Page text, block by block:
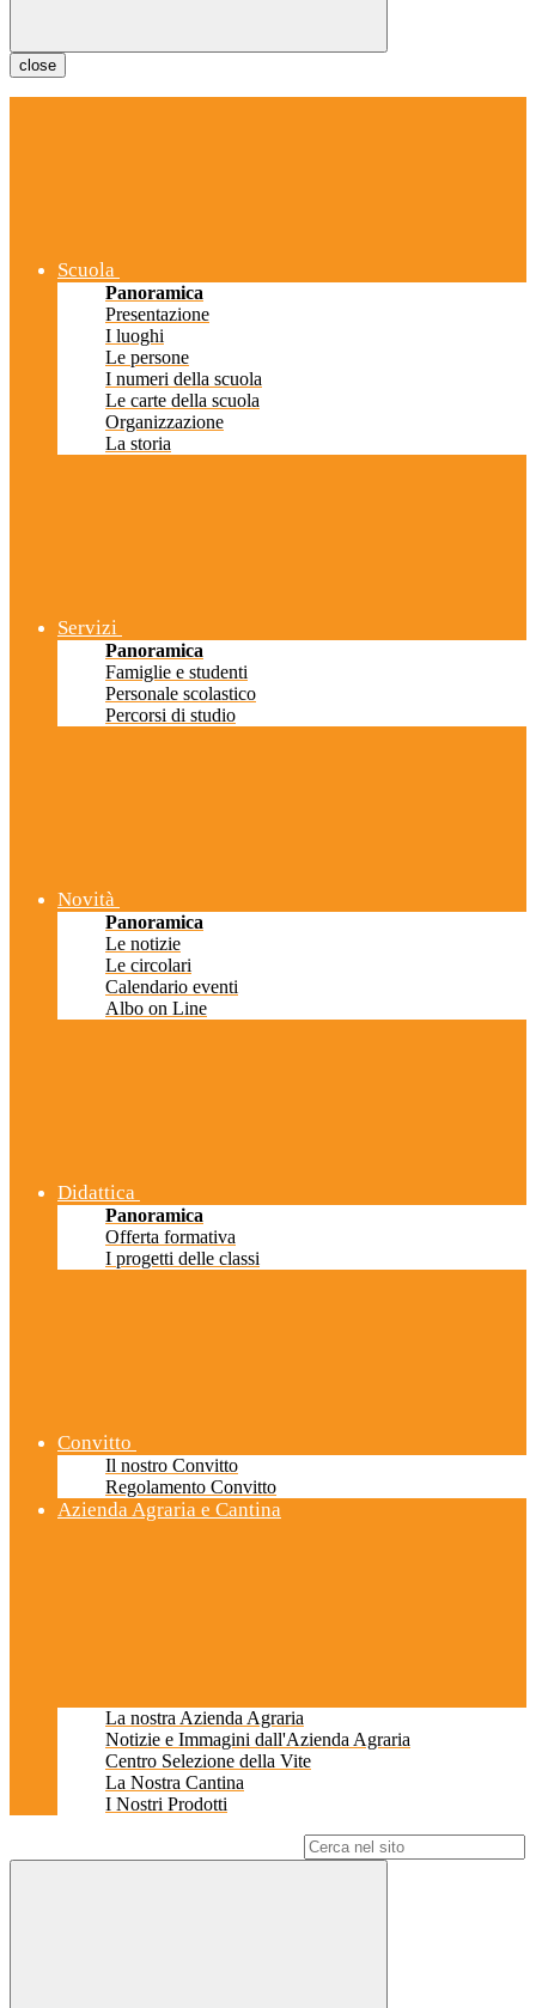
close
Scuola
Panoramica
Presentazione
I luoghi
Le persone
I numeri della scuola
Le carte della scuola
Organizzazione
La storia
Servizi
Panoramica
Famiglie e studenti
Personale scolastico
Percorsi di studio
Novità
Panoramica
Le notizie
Le circolari
Calendario eventi
Albo on Line
Didattica
Panoramica
Offerta formativa
I progetti delle classi
Convitto
Il nostro Convitto
Regolamento Convitto
Azienda Agraria e Cantina
La nostra Azienda Agraria
Notizie e Immagini dall'Azienda Agraria
Centro Selezione della Vite
La Nostra Cantina
I Nostri Prodotti